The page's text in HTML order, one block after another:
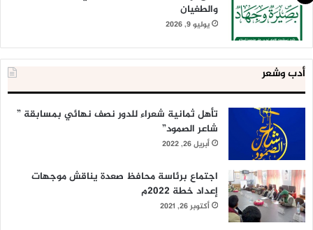
والطغيان
يوليو 9, 2026
أدب وشعر
تأهل ثمانية شعراء للدور نصف نهائي بمسابقة ”
شاعر الصمود”
أبريل 26, 2022
اجتماع برئاسة محافظ صعدة يناقش موجهات
إعداد خطة 2022م
أكتوبر 26, 2021